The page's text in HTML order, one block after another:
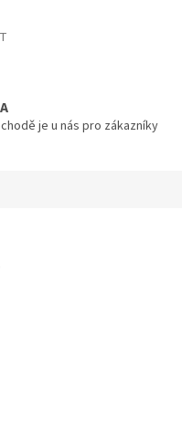
je u nás pro zákazníky